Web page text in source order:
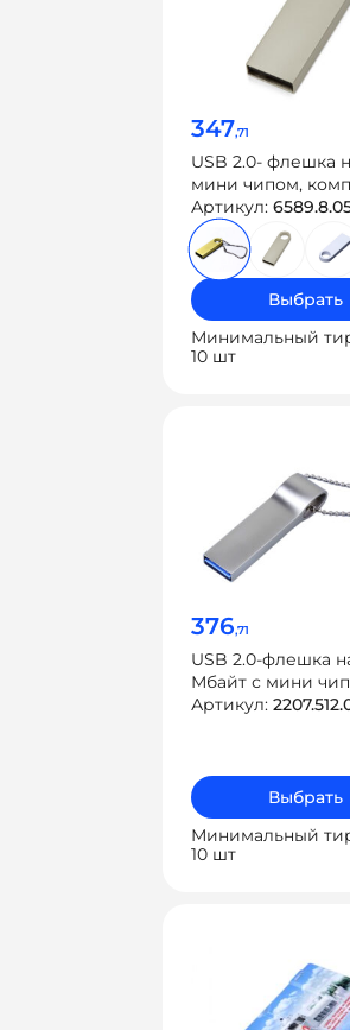
347,71
USB 2.0- флешка
мини чипом,
дизайн с круглым
отверстием
Артикул:
Выбрать
Минимальный
10 шт
376,71
USB 2.0-флешка
Мбайт с мини
боковым
Артикул:
Выбрать
Минимальный
10 шт